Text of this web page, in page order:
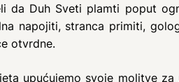
da Duh Sveti plamti poput
napojiti, stranca primiti,
otvrdne.
upućujemo svoje molitve